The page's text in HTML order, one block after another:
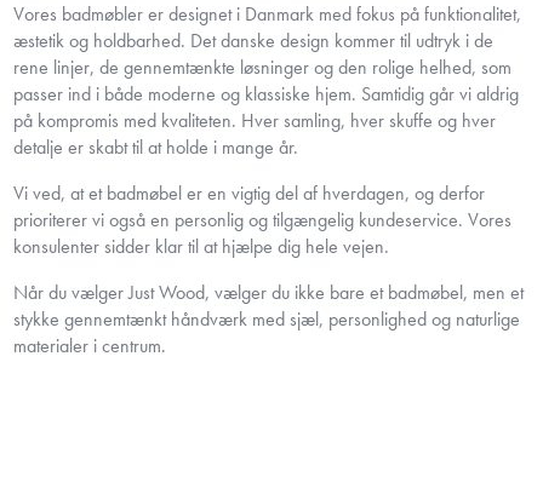
Vores badmøbler er designet i Danmark med fokus på funktionalitet,
æstetik og holdbarhed. Det danske design kommer til udtryk i de
rene linjer, de gennemtænkte løsninger og den rolige helhed, som
passer ind i både moderne og klassiske hjem. Samtidig går vi aldrig
på kompromis med kvaliteten. Hver samling, hver skuffe og hver
detalje er skabt til at holde i mange år.
Vi ved, at et badmøbel er en vigtig del af hverdagen, og derfor
prioriterer vi også en personlig og tilgængelig kundeservice. Vores
konsulenter sidder klar til at hjælpe dig hele vejen.
Når du vælger Just Wood, vælger du ikke bare et badmøbel, men et
stykke gennemtænkt håndværk med sjæl, personlighed og naturlige
materialer i centrum.